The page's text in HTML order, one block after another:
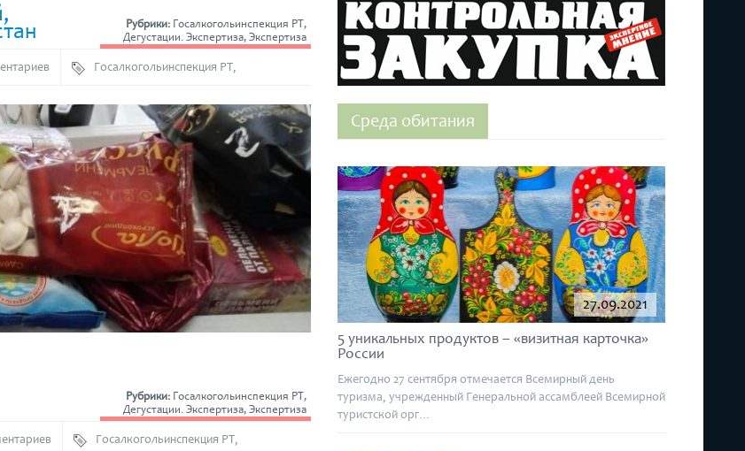
Рубрики: Госалкогольинспекция РТ,
Дегустации. Экспертиза,Экспертиза
Госалкогольинспекция РТ,
Рубрики: Госалкогольинспекция РТ,
Дегустации. Экспертиза,Экспертиза
Госалкогольинспекция РТ,
Среда обитания
5 уникальных продуктов – «визитная карточка»
России
27.09.2021
Ежегодно 27 сентября отмечается Всемирный день
туризма, учрежденный Генеральной ассамблеей Всемирной
туристской орг...